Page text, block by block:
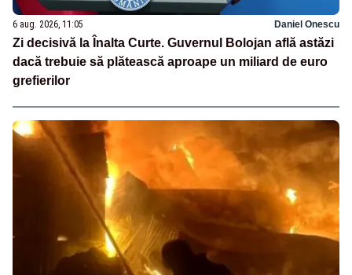
6 aug. 2026, 11:05 Daniel Onescu
Zi decisivă la Înalta Curte. Guvernul Bolojan află astăzi
dacă trebuie să plătească aproape un miliard de euro
grefierilor